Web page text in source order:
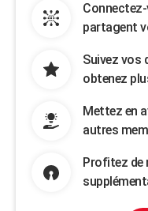
partagent
Suivez vos
obtenez
Mettez en
autres
Profitez de